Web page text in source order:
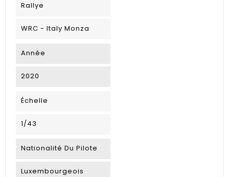
Rallye
WRC - Italy Monza
Année
2020
Échelle
1/43
Nationalité Du Pilote
Luxembourgeois